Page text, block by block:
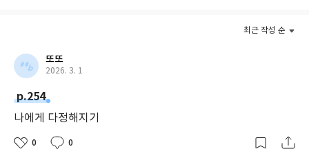
을 수 있다. 그리고 언제나 그 중심에는 사랑이 있다. 독자들은 이 책
을 정확하게 사랑하며 좋은 관계를 맺는 법을 익힐 수 있을 것이다.
최근 작성 순
또또
2026. 3. 1
p.254
나에게 다정해지기
0 0